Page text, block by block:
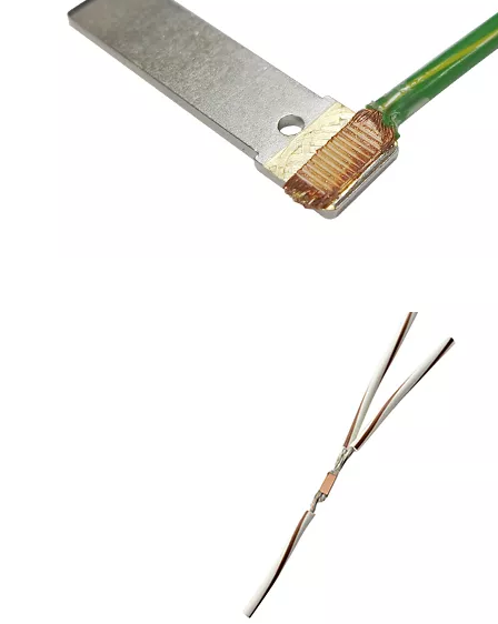
Actualmente, la investigación sobre la extracción de antioxidantes